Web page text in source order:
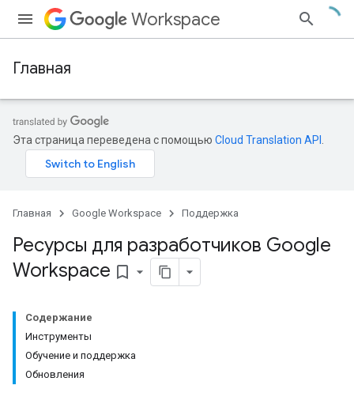
Workspace
Главная
Эта страница переведена с помощью Cloud Translation API
Главная Google Workspace Поддержка
Ресурсы для разработчиков Google
Workspace bookmark_border
Содержание
Инструменты
Обучение и поддержка
Обновления